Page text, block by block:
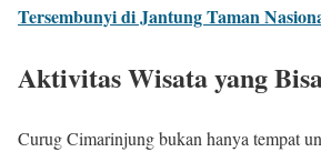
Tersembunyi di Jantung Taman
Aktivitas Wisata yang
Curug Cimarinjung bukan hanya tempat